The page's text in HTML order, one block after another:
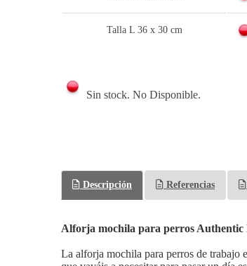
Talla L 36 x 30 cm
Sin stock. No Disponible.
Descripción Referencias
Alforja mochila para perros
La alforja mochila para perros de trabajo